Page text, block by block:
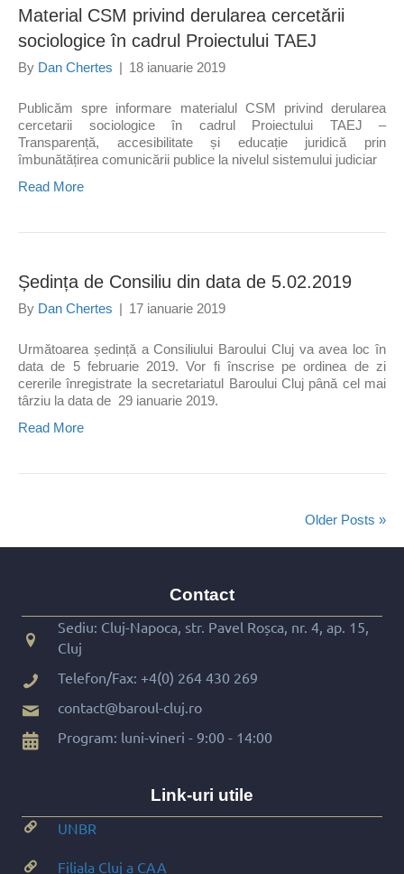
Material CSM privind derularea cercetării
sociologice în cadrul Proiectului TAEJ
By Dan Chertes | 18 ianuarie 2019
Publicăm spre informare materialul CSM privind derularea
cercetarii sociologice în cadrul Proiectului TAEJ –
Transparență, accesibilitate și educație juridică prin
îmbunătățirea comunicării publice la nivelul sistemului judiciar
Read More
Ședința de Consiliu din data de 5.02.2019
By Dan Chertes | 17 ianuarie 2019
Următoarea ședință a Consiliului Baroului Cluj va avea loc în
data de 5 februarie 2019. Vor fi înscrise pe ordinea de zi
cererile înregistrate la secretariatul Baroului Cluj până cel mai
târziu la data de 29 ianuarie 2019.
Read More
Older Posts »
Contact
Sediu: Cluj-Napoca, str. Pavel Roșca, nr. 4, ap. 15,
Cluj
Telefon/Fax: +4(0) 264 430 269
contact@baroul-cluj.ro
Program: luni-vineri - 9:00 - 14:00
Link-uri utile
UNBR
Filiala Cluj a CAA